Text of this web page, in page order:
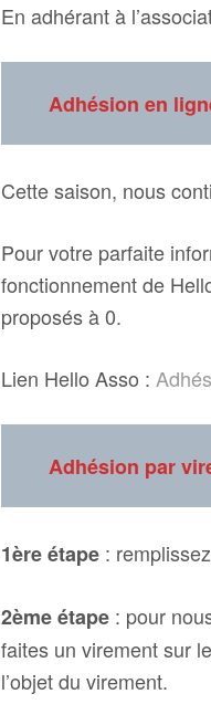
En adhérant à
Adhésion en
Cette saison, nous
Pour votre parfaite
fonctionnement de
proposés à 0.
Lien Hello Asso :
Adhésion par
1ère étape :
2ème étape : pour
faites un virement sur
l’objet du virement.